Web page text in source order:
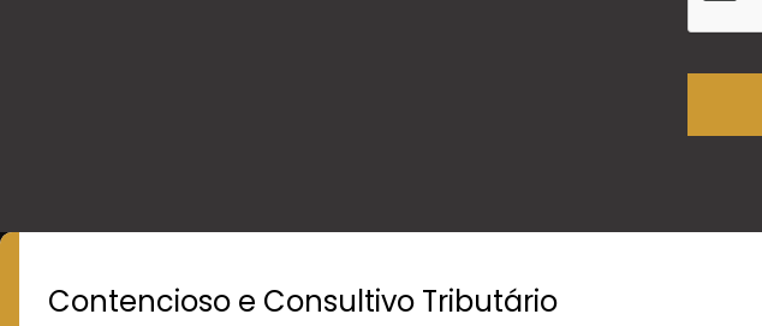
Contencioso e Consultivo Tributário
São Paulo, Brasil